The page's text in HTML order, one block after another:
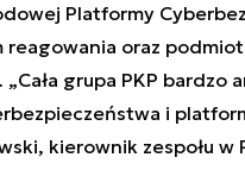
Platformy
reagowania oraz
grupa PKP
i
kierownik zespołu w